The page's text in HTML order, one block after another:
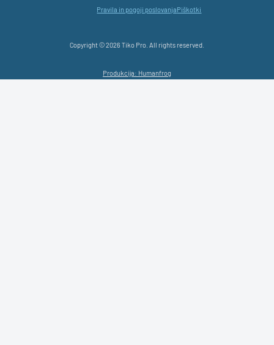
Copyright © 2026 Tiko Pro. All rights reserved.
Pravila in pogoji poslovanjaPiškotki
Produkcija: Humanfrog